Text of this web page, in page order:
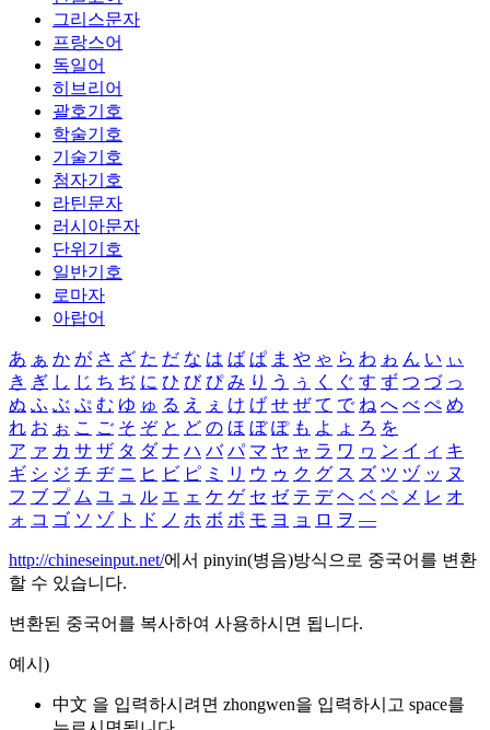
그리스문자
프랑스어
독일어
히브리어
괄호기호
학술기호
기술기호
첨자기호
라틴문자
러시아문자
단위기호
일반기호
로마자
아랍어
あ ぁ か が さ ざ た だ な は ば ぱ ま や ゃ ら わ ゎ ん い ぃ
き ぎ し じ ち ぢ に ひ び ぴ み り う ぅ く ぐ す ず つ づ っ
ぬ ふ ぶ ぷ む ゆ ゅ る え ぇ け げ せ ぜ て で ね へ べ ぺ め
れ お ぉ こ ご そ ぞ と ど の ほ ぼ ぽ も よ ょ ろ を
ア ァ カ サ ザ タ ダ ナ ハ バ パ マ ヤ ャ ラ ワ ヮ ン イ ィ キ
ギ シ ジ チ ヂ ニ ヒ ビ ピ ミ リ ウ ゥ ク グ ス ズ ツ ヅ ッ ヌ
フ ブ プ ム ユ ュ ル エ ェ ケ ゲ セ ゼ テ デ ヘ ベ ペ メ レ オ
ォ コ ゴ ソ ゾ ト ド ノ ホ ボ ポ モ ヨ ョ ロ ヲ ―
http://chineseinput.net/에서 pinyin(병음)방식으로 중국어를 변환
할 수 있습니다.
변환된 중국어를 복사하여 사용하시면 됩니다.
예시)
中文 을 입력하시려면 zhongwen을 입력하시고 space를